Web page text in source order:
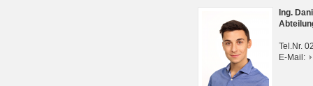
Ing.
Tel.Nr.
E-Mail: